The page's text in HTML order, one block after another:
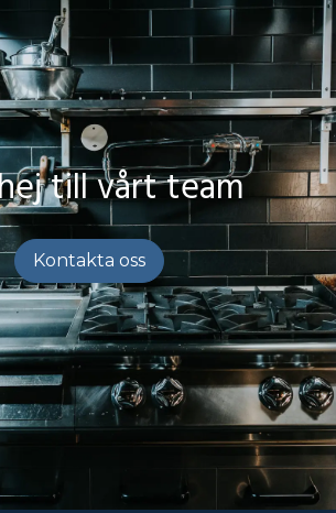
till vårt team
Kontakta oss